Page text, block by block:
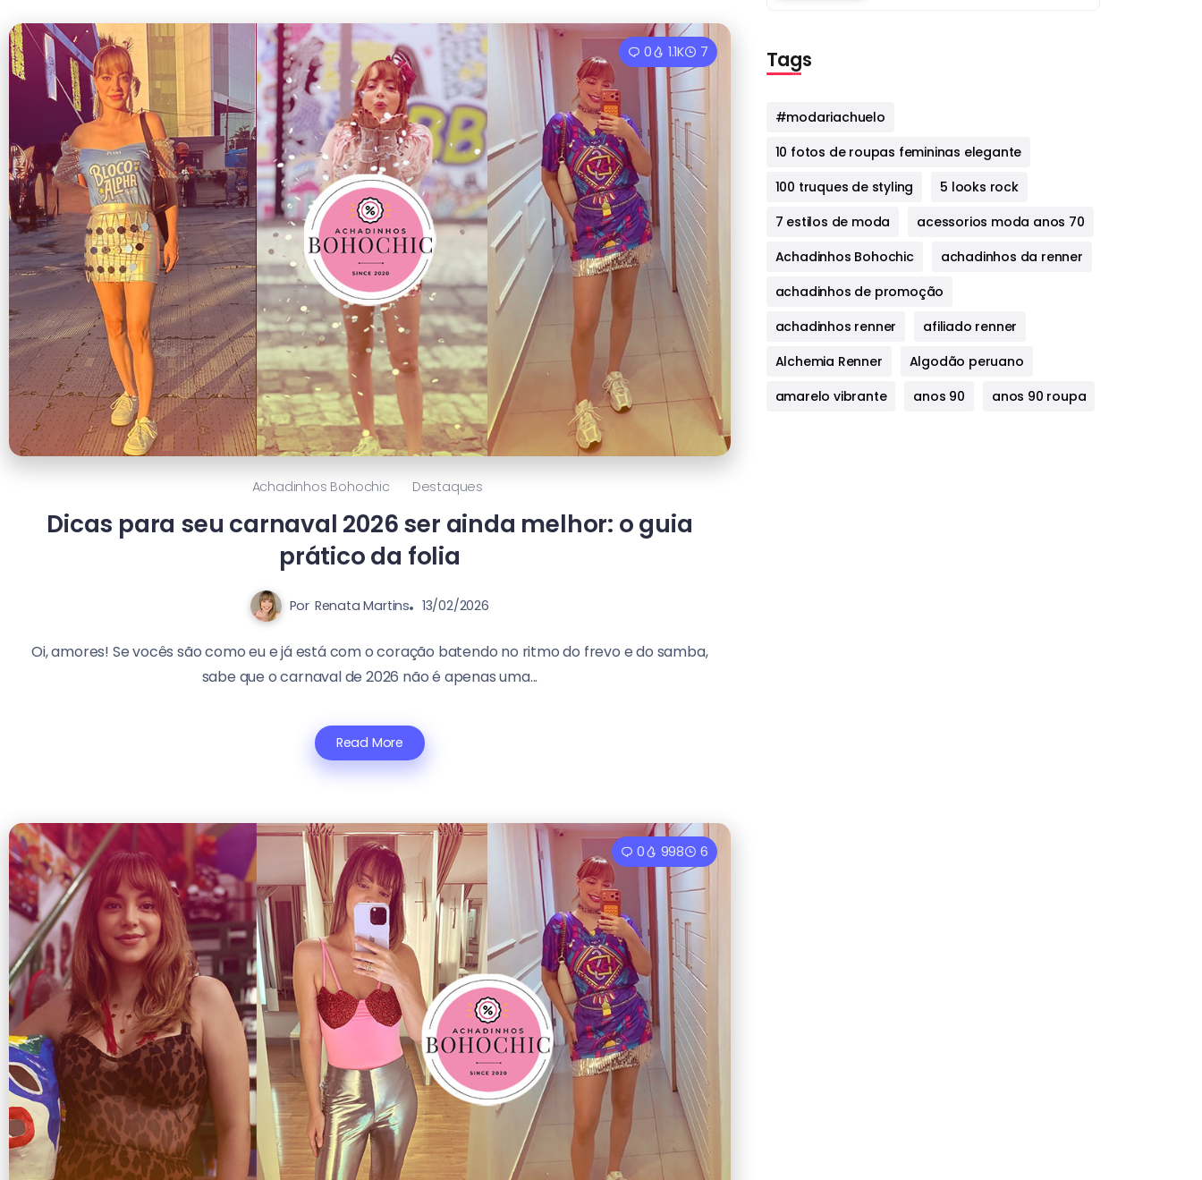
0 1.1K 7
Achadinhos Bohochic Destaques
Dicas para seu carnaval 2026 ser ainda melhor: o guia
prático da folia
Por Renata Martins 13/02/2026
Oi, amores! Se vocês são como eu e já está com o coração batendo no ritmo do frevo e do samba,
sabe que o carnaval de 2026 não é apenas uma...
Read More
0 998 6
Tags
#modariachuelo
10 fotos de roupas femininas elegante
100 truques de styling
5 looks rock
7 estilos de moda
acessorios moda anos 70
Achadinhos Bohochic
achadinhos da renner
achadinhos de promoção
achadinhos renner
afiliado renner
Alchemia Renner
Algodão peruano
amarelo vibrante
anos 90 anos 90 roupa